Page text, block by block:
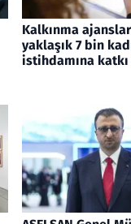
Kalkınma
yaklaşık 7 bin
istihdamına katkı